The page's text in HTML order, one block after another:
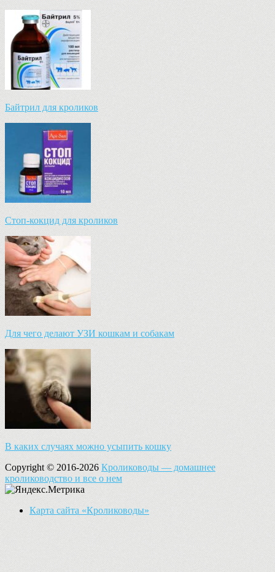
Байтрил для кроликов
Стоп-кокцид для кроликов
Для чего делают УЗИ кошкам и собакам
В каких случаях можно усыпить кошку
Copyright © 2016-2026 Кролиководы — домашнее
кролиководство и все о нем
Карта сайта «Кролиководы»